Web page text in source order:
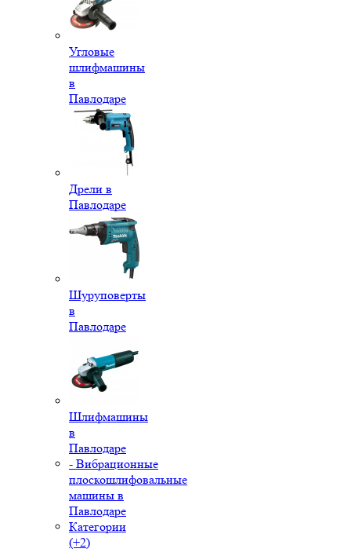
Угловые
шлифмашины
в
Павлодаре
Дрели в
Павлодаре
Шуруповерты
в
Павлодаре
Шлифмашины
в
Павлодаре
- Вибрационные
плоскошлифовальные
машины в
Павлодаре
Категории
(+2)